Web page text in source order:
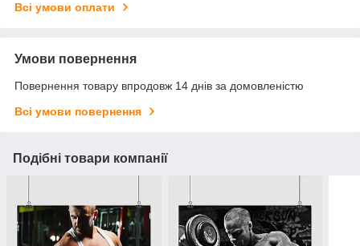
Всі умови оплати
Умови повернення
Повернення товару впродовж 14 днів за домовленістю
Всі умови повернення
Подібні товари компанії